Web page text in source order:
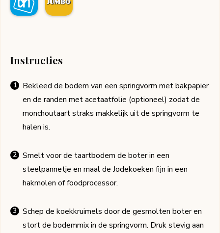
Instructies
Bekleed de bodem van een springvorm met bakpapier
en de randen met acetaatfolie (optioneel) zodat de
monchoutaart straks makkelijk uit de springvorm te
halen is.
Smelt voor de taartbodem de boter in een
steelpannetje en maal de Jodekoeken fijn in een
hakmolen of foodprocessor.
Schep de koekkruimels door de gesmolten boter en
stort de bodemmix in de springvorm. Druk stevig aan